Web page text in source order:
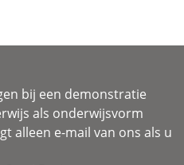
bij een demonstratie
als onderwijsvorm
alleen e-mail van ons als u